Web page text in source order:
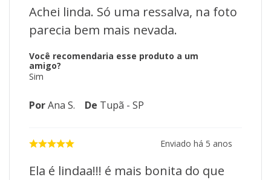
Detalhes: Neve
Origem: Importado
Achei linda. Só uma ressalva, na foto
parecia bem mais nevada.
Você recomendaria esse produto a um
amigo?
Sim
PorAna S. De Tupã - SP
Enviado há 5 anos
Ela é lindaa!!! é mais bonita do que